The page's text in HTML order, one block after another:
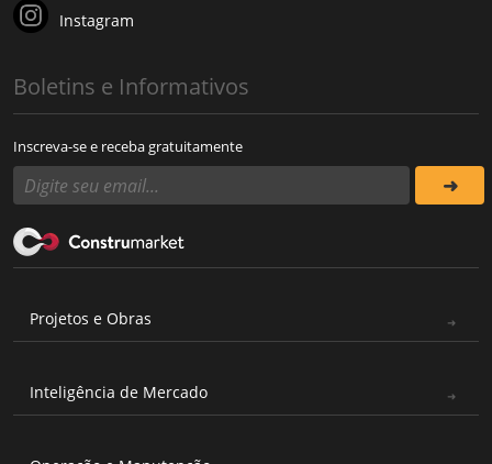
Instagram
Boletins e Informativos
Inscreva-se e receba gratuitamente
Projetos e Obras
Inteligência de Mercado